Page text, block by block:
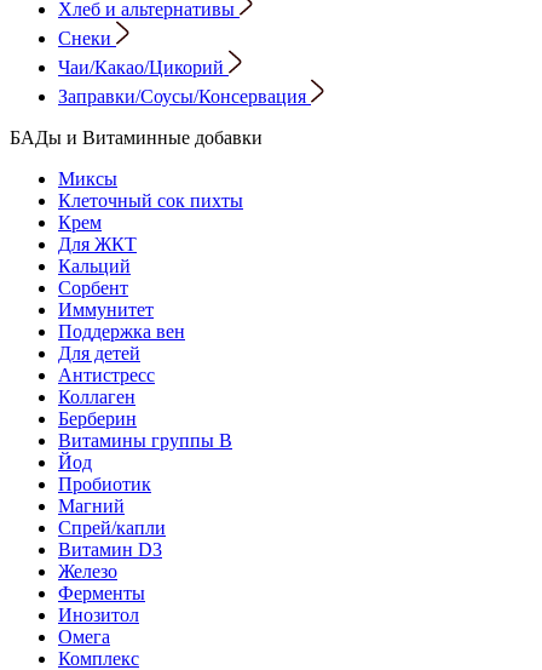
Хлеб и альтернативы
Снеки
Чаи/Какао/Цикорий
Заправки/Соусы/Консервация
БАДы и Витаминные добавки
Миксы
Клеточный сок пихты
Крем
Для ЖКТ
Кальций
Сорбент
Иммунитет
Поддержка вен
Для детей
Антистресс
Коллаген
Берберин
Витамины группы B
Йод
Пробиотик
Магний
Спрей/капли
Витамин D3
Железо
Ферменты
Инозитол
Омега
Комплекс